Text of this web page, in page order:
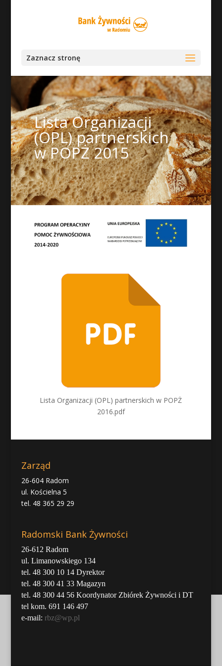
Zaznacz stronę
Lista Organizacji
(OPL) partnerskich
w POPŻ 2015
Lista Organizacji (OPL) partnerskich w POPŻ
2016.pdf
Zarząd
26-604 Radom
ul. Kościelna 5
tel. 48 365 29 29
Radomski Bank Żywności
26-612 Radom
ul. Limanowskiego 134
tel. 48 300 10 14 Dyrektor
tel. 48 300 41 33 Magazyn
tel. 48 300 44 56 Koordynator Zbiórek Żywności i DT
tel kom. 691 146 497
e-mail: rbz@wp.pl